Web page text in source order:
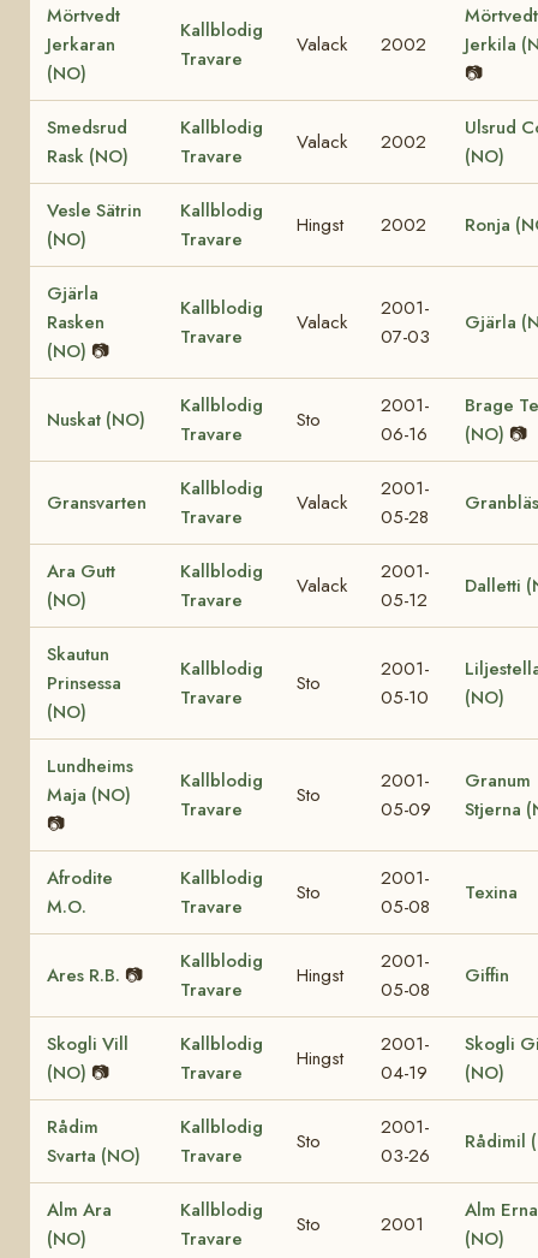
Mörtvedt
Jerkaran
(NO)
Kallblodig
Travare
Valack 2002
Mörtvedt
Jerkila
📷
Smedsrud
Rask (NO)
Kallblodig
Travare
Valack 2002
Ulsrud
(NO)
Vesle Sätrin
(NO)
Kallblodig
Travare
Hingst 2002 Ronja
Gjärla
Rasken
(NO) 📷
Kallblodig
Travare
Valack
2001-
07-03
Gjärla
Nuskat (NO)
Kallblodig
Travare
Sto
2001-
06-16
Brage
(NO) 📷
Gransvarten
Kallblodig
Travare
Valack
2001-
05-28
Ara Gutt
(NO)
Kallblodig
Travare
Valack
2001-
05-12
Dalletti
Skautun
Prinsessa
(NO)
Kallblodig
Travare
Sto
2001-
05-10
(NO)
Lundheims
Maja (NO)
📷
Kallblodig
Travare
Sto
2001-
05-09
Granum
Stjerna
Afrodite
M.O.
Kallblodig
Travare
Sto
2001-
05-08
Texina
Ares R.B. 📷
Kallblodig
Travare
Hingst
2001-
05-08
Giffin
Skogli Vill
(NO) 📷
Kallblodig
Travare
Hingst
2001-
04-19
Skogli
(NO)
Rådim
Svarta (NO)
Kallblodig
Travare
Sto
2001-
03-26
Rådimil
Alm Ara
(NO)
Kallblodig
Travare
Sto 2001
Alm Erna
(NO)